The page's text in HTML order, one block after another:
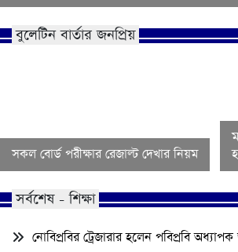
বুলেটিন বার্তার জনপ্রিয়
সকল বোর্ড পরীক্ষার রেজাল্ট দেখার নিয়ম
সর্বশেষ - শিক্ষা
নোবিপ্রবির ট্রেজারার হলেন পবিপ্রবি